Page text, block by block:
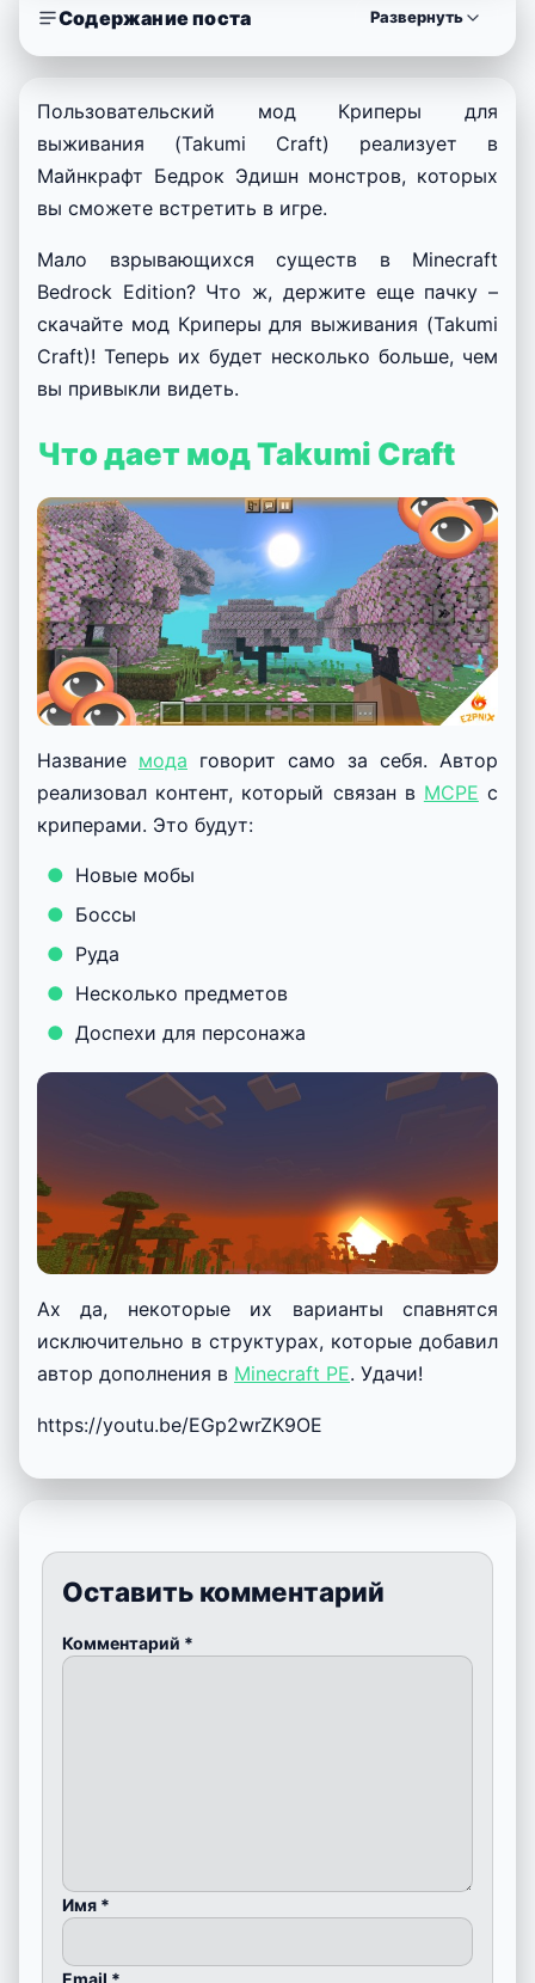
Содержание поста Развернуть
Пользовательский мод Криперы для
выживания (Takumi Craft) реализует в
Майнкрафт Бедрок Эдишн монстров, которых
вы сможете встретить в игре.
Мало взрывающихся существ в Minecraft
Bedrock Edition? Что ж, держите еще пачку –
скачайте мод Криперы для выживания (Takumi
Craft)! Теперь их будет несколько больше, чем
вы привыкли видеть.
Что дает мод Takumi Craft
Название мода говорит само за себя. Автор
реализовал контент, который связан в MCPE с
криперами. Это будут:
Новые мобы
Боссы
Руда
Несколько предметов
Доспехи для персонажа
Ах да, некоторые их варианты спавнятся
исключительно в структурах, которые добавил
автор дополнения в Minecraft PE. Удачи!
https://youtu.be/EGp2wrZK9OE
Оставить комментарий
Комментарий *
Имя *